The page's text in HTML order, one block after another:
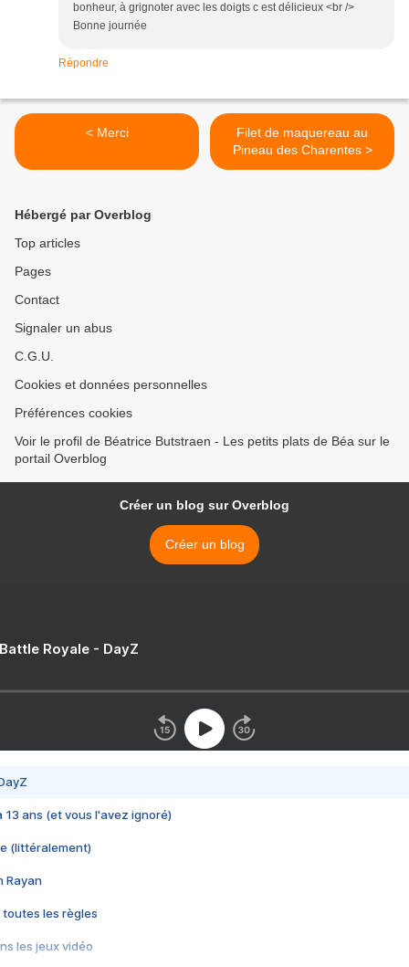
bonheur, à grignoter avec les doigts c est délicieux <br />
Bonne journée
Répondre
< Merci
Filet de maquereau au
Pineau des Charentes >
Hébergé par Overblog
Top articles
Pages
Contact
Signaler un abus
C.G.U.
Cookies et données personnelles
Préférences cookies
Voir le profil de Béatrice Butstraen - Les petits plats de Béa sur le
portail Overblog
Créer un blog sur Overblog
Créer un blog
Royale - DayZ
13 ans (et vous l'avez ignoré)
(littéralement)
Rayan
toutes les règles
les jeux vidéo